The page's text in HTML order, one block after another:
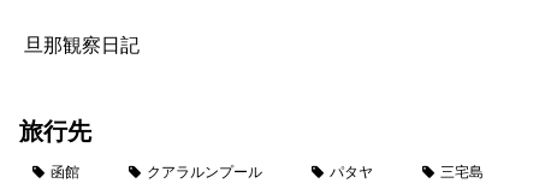
旦那観察日記
旅行先
函館 クアラルンプール パタヤ 三宅島